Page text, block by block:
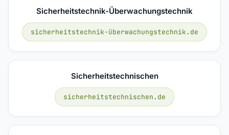
Sicherheitstechnik-Überwachungstechnik
sicherheitstechnik-überwachungstechnik.de
Sicherheitstechnischen
sicherheitstechnischen.de